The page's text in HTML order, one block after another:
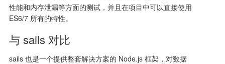
性能和内存泄漏等方面的测试，并且在项目中可以直接使用
ES6/7 所有的特性。
与 sails 对比
sails 也是一个提供整套解决方案的 Node.js 框架，对数据